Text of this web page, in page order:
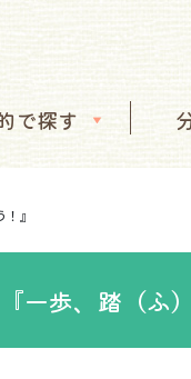
で探す
』
『一歩、踏（ふ